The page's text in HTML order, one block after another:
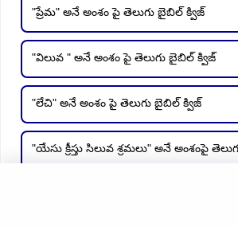
"ప్రేమ" అనే అంశం పై తెలుగు బైబిల్ క్విజ్
"విలువ " అనే అంశం పై తెలుగు బైబిల్ క్విజ్
"లేచి" అనే అంశం పై తెలుగు బైబిల్ క్విజ్
"యేసు క్రీస్తు సిలువ శ్రమలు" అనే అంశంపై